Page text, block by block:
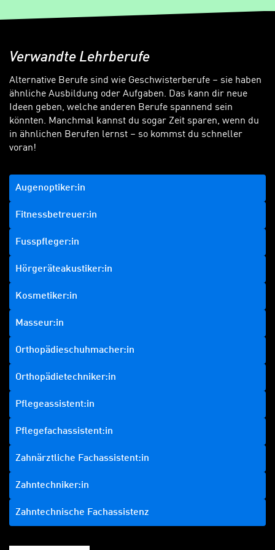
Verwandte Lehrberufe
Alternative Berufe sind wie Geschwisterberufe – sie haben
ähnliche Ausbildung oder Aufgaben. Das kann dir neue
Ideen geben, welche anderen Berufe spannend sein
könnten. Manchmal kannst du sogar Zeit sparen, wenn du
in ähnlichen Berufen lernst – so kommst du schneller
voran!
Augenoptiker:in
Fitnessbetreuer:in
Fusspfleger:in
Hörgeräteakustiker:in
Kosmetiker:in
Masseur:in
Orthopädieschuhmacher:in
Orthopädietechniker:in
Pflegeassistent:in
Pflegefachassistent:in
Zahnärztliche Fachassistent:in
Zahntechniker:in
Zahntechnische Fachassistenz